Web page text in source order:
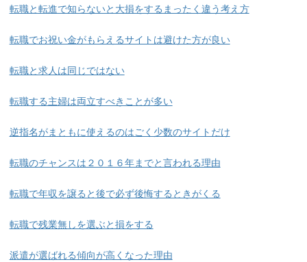
転職と転進で知らないと大損をするまったく違う考え方
転職でお祝い金がもらえるサイトは避けた方が良い
転職と求人は同じではない
転職する主婦は両立すべきことが多い
逆指名がまともに使えるのはごく少数のサイトだけ
転職のチャンスは２０１６年までと言われる理由
転職で年収を譲ると後で必ず後悔するときがくる
転職で残業無しを選ぶと損をする
派遣が選ばれる傾向が高くなった理由